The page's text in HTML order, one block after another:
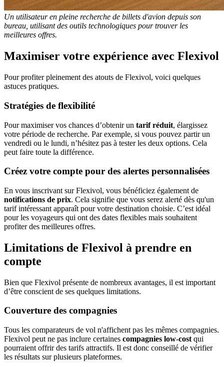
Un utilisateur en pleine recherche de billets d'avion depuis son
bureau, utilisant des outils technologiques pour trouver les
meilleures offres.
Maximiser votre expérience avec Flexivol
Pour profiter pleinement des atouts de Flexivol, voici quelques
astuces pratiques.
Stratégies de flexibilité
Pour maximiser vos chances d’obtenir un tarif réduit, élargissez
votre période de recherche. Par exemple, si vous pouvez partir un
vendredi ou le lundi, n’hésitez pas à tester les deux options. Cela
peut faire toute la différence.
Créez votre compte pour des alertes personnalisées
En vous inscrivant sur Flexivol, vous bénéficiez également de
notifications de prix. Cela signifie que vous serez alerté dès qu'un
tarif intéressant apparaît pour votre destination choisie. C’est idéal
pour les voyageurs qui ont des dates flexibles mais souhaitent
profiter des meilleures offres.
Limitations de Flexivol à prendre en
compte
Bien que Flexivol présente de nombreux avantages, il est important
d’être conscient de ses quelques limitations.
Couverture des compagnies
Tous les comparateurs de vol n'affichent pas les mêmes compagnies.
Flexivol peut ne pas inclure certaines compagnies low-cost qui
pourraient offrir des tarifs attractifs. Il est donc conseillé de vérifier
les résultats sur plusieurs plateformes.